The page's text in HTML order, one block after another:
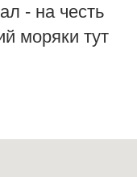
- на честь
моряки тут